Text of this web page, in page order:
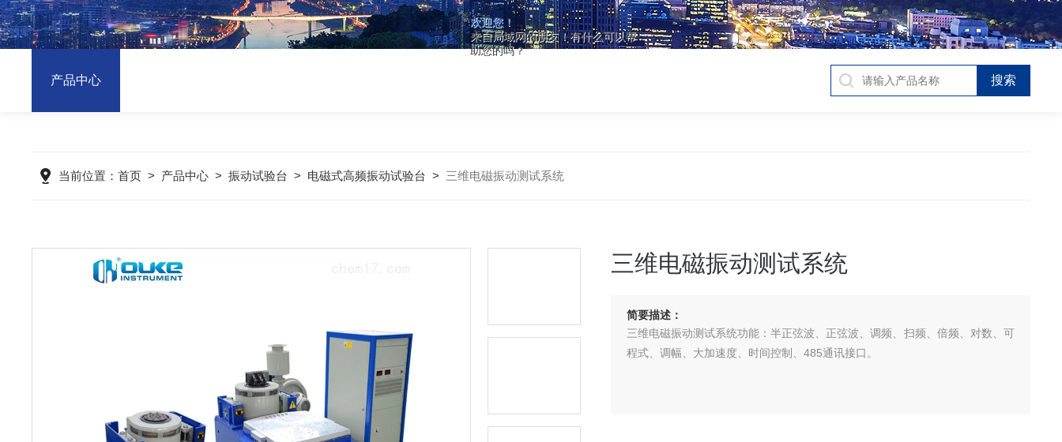
欢迎您！
来自局域网的朋友！有什么可以帮
助您的吗？
产品中心
当前位置：首页 > 产品中心 >振动试验台 > 电磁式高频振动试验台 > 三维电磁振动测试系统
三维电磁振动测试系统
简要描述：
三维电磁振动测试系统功能：半正弦波、正弦波、调频、扫频、倍频、对数、可
程式、调幅、大加速度、时间控制、485通讯接口。